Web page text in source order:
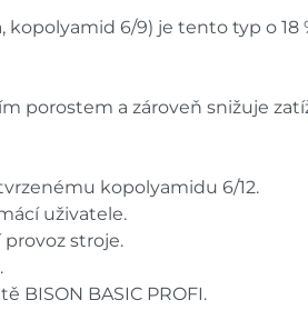
kopolyamid 6/9) je tento typ o
porostem a zároveň snižuje
kopolyamidu 6/12.
uživatele.
provoz stroje.
BISON BASIC PROFI.